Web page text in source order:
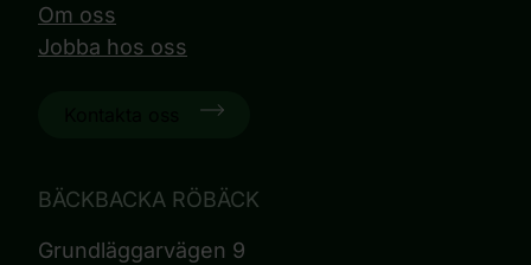
Om oss
Jobba hos oss
BÄCKBACKA RÖBÄCK
Grundläggarvägen 9